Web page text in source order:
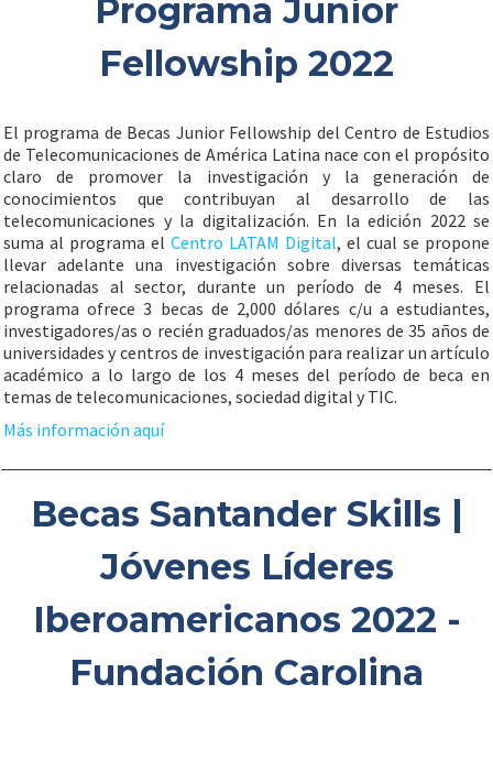
Programa Junior
Fellowship 2022
El programa de Becas Junior Fellowship del Centro de Estudios
de Telecomunicaciones de América Latina nace con el propósito
claro de promover la investigación y la generación de
conocimientos que contribuyan al desarrollo de las
telecomunicaciones y la digitalización. En la edición 2022 se
suma al programa el Centro LATAM Digital, el cual se propone
llevar adelante una investigación sobre diversas temáticas
relacionadas al sector, durante un período de 4 meses. El
programa ofrece 3 becas de 2,000 dólares c/u a estudiantes,
investigadores/as o recién graduados/as menores de 35 años de
universidades y centros de investigación para realizar un artículo
académico a lo largo de los 4 meses del período de beca en
temas de telecomunicaciones, sociedad digital y TIC.
Más información aquí
Becas Santander Skills |
Jóvenes Líderes
Iberoamericanos 2022 -
Fundación Carolina